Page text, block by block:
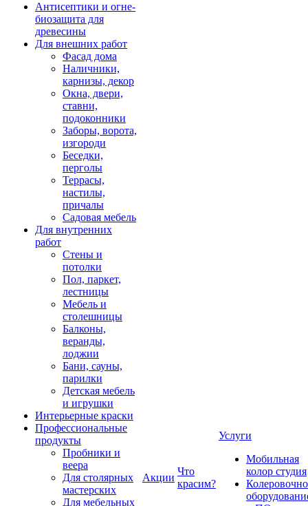
Антисептики и огне-
биозащита для
древесины
Для внешних работ
Фасад дома
Наличники,
карнизы, декор
Окна, двери,
ставни,
подоконники
Заборы, ворота,
изгороди
Беседки,
перголы
Террасы,
настилы,
причалы
Садовая мебель
Для внутренних
работ
Стены и
потолки
Пол, паркет,
лестницы
Мебель и
столешницы
Балконы,
веранды,
лоджии
Бани, сауны,
парилки
Детская мебель
и игрушки
Интерьерные краски
Профессиональные
продукты
Пробники и
веера
Для столярных
мастерских
Для мебельных
Акции
Что
красим?
Услуги
Мобильная
колор студия